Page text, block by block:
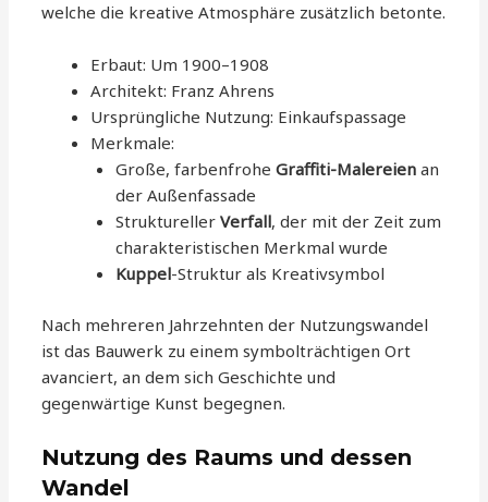
welche die kreative Atmosphäre zusätzlich betonte.
Erbaut: Um 1900–1908
Architekt: Franz Ahrens
Ursprüngliche Nutzung: Einkaufspassage
Merkmale:
Große, farbenfrohe Graffiti-Malereienan
der Außenfassade
Struktureller Verfall, der mit der Zeit zum
charakteristischen Merkmal wurde
Kuppel-Struktur als Kreativsymbol
Nach mehreren Jahrzehnten der Nutzungswandel
ist das Bauwerk zu einem symbolträchtigen Ort
avanciert, an dem sich Geschichte und
gegenwärtige Kunst begegnen.
Nutzung des Raums und dessen
Wandel